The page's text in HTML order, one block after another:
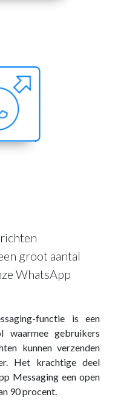
groot aantal
WhatsApp
functie is een
waarmee gebruikers
kunnen verzenden
Het krachtige deel
Messaging een open
90 procent.